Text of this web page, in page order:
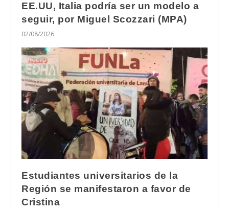
EE.UU, Italia podría ser un modelo a
seguir, por Miguel Scozzari (MPA)
02/08/2026
Estudiantes universitarios de la
Región se manifestaron a favor de
Cristina